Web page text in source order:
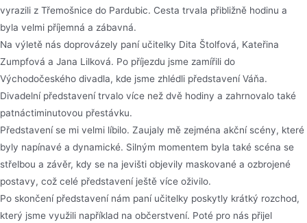
vyrazili z Třemošnice do Pardubic. Cesta trvala přibližně hodinu a
byla velmi příjemná a zábavná.
Na výletě nás doprovázely paní učitelky Dita Štolfová, Kateřina
Zumpfová a Jana Lilková. Po příjezdu jsme zamířili do
Východočeského divadla, kde jsme zhlédli představení Váňa.
Divadelní představení trvalo více než dvě hodiny a zahrnovalo také
patnáctiminutovou přestávku.
Představení se mi velmi líbilo. Zaujaly mě zejména akční scény, které
byly napínavé a dynamické. Silným momentem byla také scéna se
střelbou a závěr, kdy se na jevišti objevily maskované a ozbrojené
postavy, což celé představení ještě více oživilo.
Po skončení představení nám paní učitelky poskytly krátký rozchod,
který jsme využili například na občerstvení. Poté pro nás přijel